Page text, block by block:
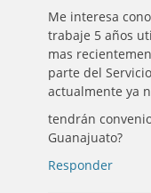
Me interesa
trabaje 5 años
mas
parte del
actualmente ya
tendrán
Guanajuato?
Responder